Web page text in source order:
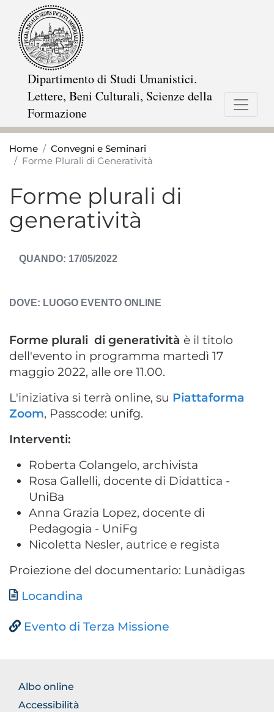
Dipartimento di Studi Umanistici.
Lettere, Beni Culturali, Scienze della
Formazione
Home
Convegni e Seminari
Forme Plurali di Generatività
Forme plurali di
generatività
DATA
17/05/2022
LUOGO EVENTO ONLINE
Forme plurali di generatività è il titolo
dell'evento in programma martedì 17
maggio 2022, alle ore 11.00.
L'iniziativa si terrà online, su Piattaforma
Zoom, Passcode: unifg.
Interventi:
Roberta Colangelo, archivista
Rosa Gallelli, docente di Didattica -
UniBa
Anna Grazia Lopez, docente di
Pedagogia - UniFg
Nicoletta Nesler, autrice e regista
Proiezione del documentario: Lunàdigas
Documento
Locandina
Evento di Terza Missione
FOOTER
NORMATIVA
Albo online
Accessibilità